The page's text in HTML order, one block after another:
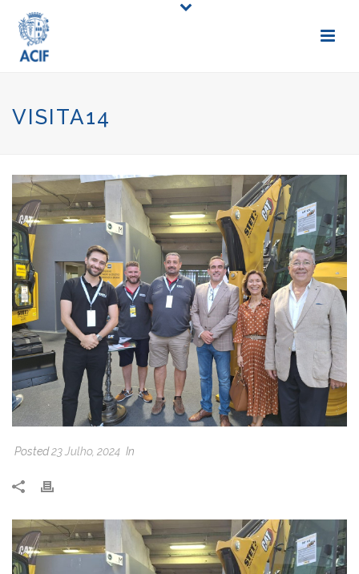
VISITA14
Posted23 Julho, 2024 In